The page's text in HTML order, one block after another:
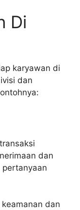
Di
karyawan di
dan
dan
pertanyaan
dan